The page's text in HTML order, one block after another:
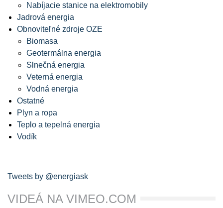
Nabíjacie stanice na elektromobily
Jadrová energia
Obnoviteľné zdroje OZE
Biomasa
Geotermálna energia
Slnečná energia
Veterná energia
Vodná energia
Ostatné
Plyn a ropa
Teplo a tepelná energia
Vodík
Tweets by @energiask
VIDEÁ NA VIMEO.COM